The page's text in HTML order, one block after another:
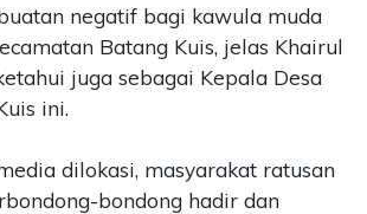
negatif bagi kawula muda
Batang Kuis, jelas Khairul
juga sebagai Kepala Desa
ini.
dilokasi, masyarakat ratusan
bondong hadir dan